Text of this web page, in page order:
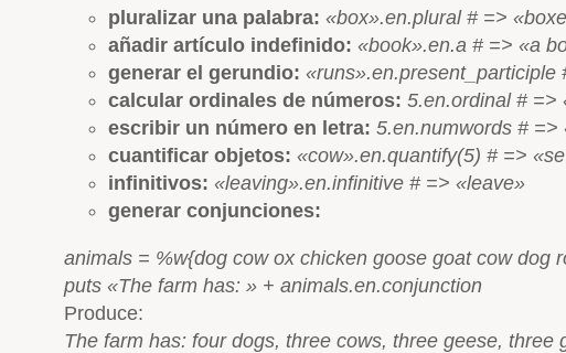
pluralizar una palabra: «box».en.plural # =>
añadir artículo indefinido: «book».en.a # => «a
generar el gerundio: «runs».en.present_participle
calcular ordinales de números: 5.en.ordinal # =>
escribir un número en letra: 5.en.numwords # =>
cuantificar objetos: «cow».en.quantify(5) # =>
infinitivos: «leaving».en.infinitive # => «leave»
generar conjunciones:
animals = %w{dog cow ox chicken goose goat cow dog
puts «The farm has: » + animals.en.conjunction
Produce:
The farm has: four dogs, three cows, three geese,